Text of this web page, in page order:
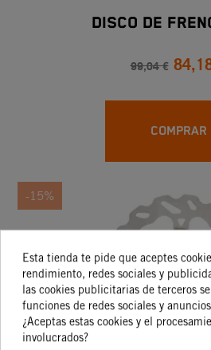
DISCO DE
99,04 €
COMPRAR
-15%
Esta tienda te pide que aceptes
rendimiento, redes sociales y
las cookies publicitarias de terceros
funciones de redes sociales y
¿Aceptas estas cookies y el
involucrados?